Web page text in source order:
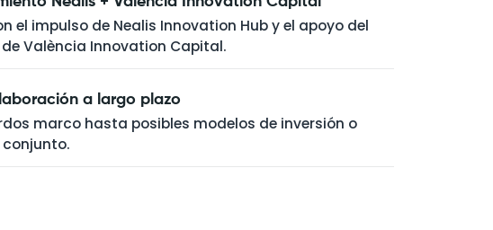
el impulso de Nealis Innovation Hub y el apoyo del
València Innovation Capital.
a largo plazo
marco hasta posibles modelos de inversión o